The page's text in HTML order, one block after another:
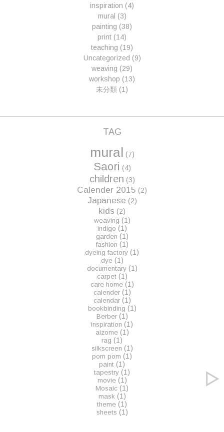
inspiration (4)
mural (3)
painting (38)
print (14)
teaching (19)
Uncategorized (9)
weaving (29)
workshop (13)
未分類 (1)
TAG
mural (7)
Saori (4)
children (3)
Calender 2015 (2)
Japanese (2)
kids (2)
weaving (1)
indigo (1)
garden (1)
fashion (1)
dyeing factory (1)
dye(1)
documentary(1)
carpet(1)
care home(1)
calender(1)
calendar(1)
bookbinding (1)
Berber(1)
inspiration (1)
aizome(1)
rag (1)
silkscreen (1)
pom pom (1)
paint (1)
tapestry (1)
movie(1)
Mosaic (1)
mask (1)
theme (1)
sheets (1)